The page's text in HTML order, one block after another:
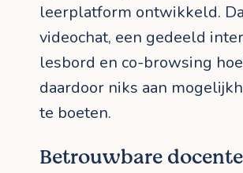
leerplatform ontwikkeld.
videochat, een gedeeld
lesbord en co-browsing
daardoor niks aan
te boeten.
Betrouwbare